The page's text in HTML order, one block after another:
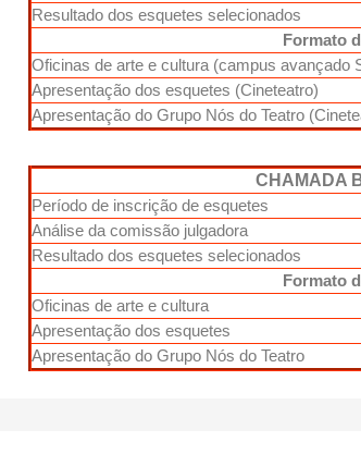
Resultado dos esquetes selecionados
Formato
Oficinas de arte e cultura (campus avançado
Apresentação dos esquetes (Cineteatro)
Apresentação do Grupo Nós do Teatro
CHAMADA
Período de inscrição de esquetes
Análise da comissão julgadora
Resultado dos esquetes selecionados
Formato
Oficinas de arte e cultura
Apresentação dos esquetes
Apresentação do Grupo Nós do Teatro